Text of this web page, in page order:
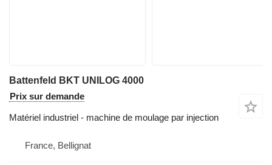
Battenfeld BKT UNILOG 4000
Prix sur demande
Matériel industriel - machine de moulage par injection
France, Bellignat